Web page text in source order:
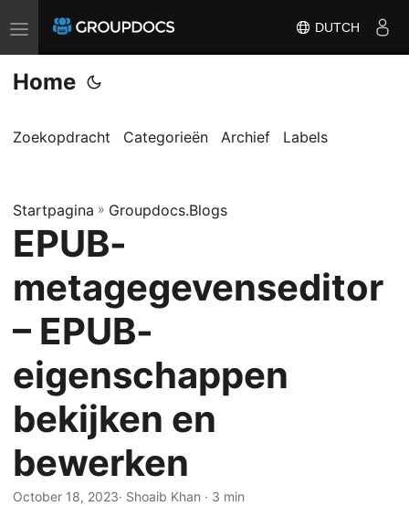
T
o
g
l
a
v
i
g
t
i
o
n
DUTCH
Home
Zoekopdracht Categorieën Archief Labels
Startpagina » Groupdocs.Blogs
EPUB-
metagegevenseditor
– EPUB-
eigenschappen
bekijken en
bewerken
October 18, 2023· Shoaib Khan · 3 min